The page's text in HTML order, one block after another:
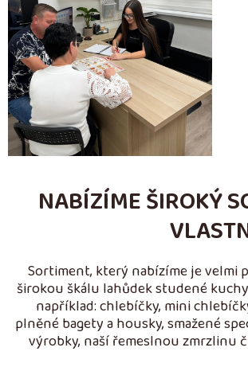
NABÍZÍME ŠIROKÝ
Sortiment, který nabízíme je velmi
širokou škálu lahůdek studené
například: chlebíčky, mini
plněné bagety a housky, smažené
výrobky, naší řemeslnou zmrzlinu